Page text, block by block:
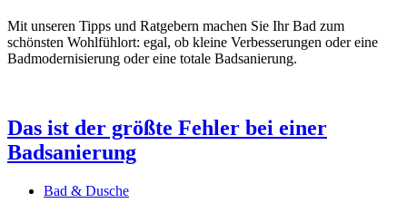
Mit unseren Tipps und Ratgebern machen Sie Ihr Bad zum
schönsten Wohlfühlort: egal, ob kleine Verbesserungen oder eine
Badmodernisierung oder eine totale Badsanierung.
Das ist der größte Fehler bei einer
Badsanierung
Bad & Dusche